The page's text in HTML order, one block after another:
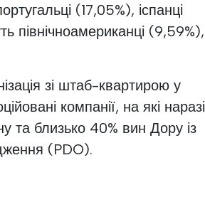
(17,05%), іспанці
північноамериканці (9,59%),
зі штаб-квартирою у
компанії, на які наразі
та близько 40% вин Дору із
(PDO).